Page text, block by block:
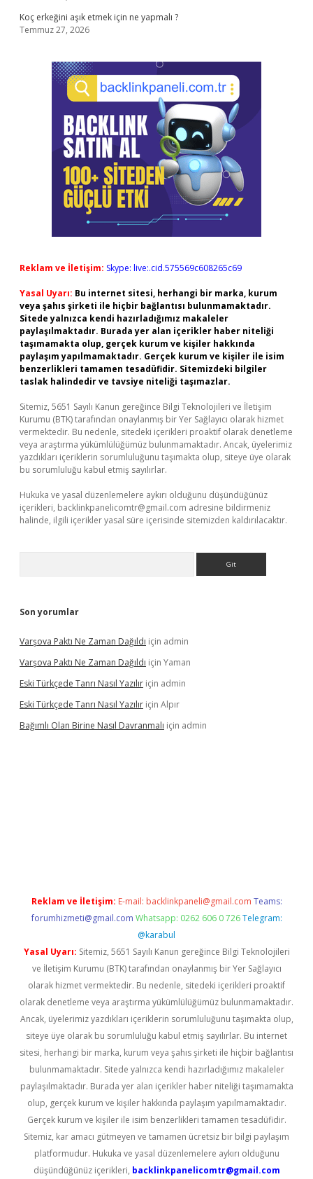
Koç erkeğini aşık etmek için ne yapmalı ?
Temmuz 27, 2026
Reklam ve İletişim: Skype: live:.cid.575569c608265c69
Yasal Uyarı: Bu internet sitesi, herhangi bir marka, kurum
veya şahıs şirketi ile hiçbir bağlantısı bulunmamaktadır.
Sitede yalnızca kendi hazırladığımız makaleler
paylaşılmaktadır. Burada yer alan içerikler haber niteliği
taşımamakta olup, gerçek kurum ve kişiler hakkında
paylaşım yapılmamaktadır. Gerçek kurum ve kişiler ile isim
benzerlikleri tamamen tesadüfidir. Sitemizdeki bilgiler
taslak halindedir ve tavsiye niteliği taşımazlar.
Sitemiz, 5651 Sayılı Kanun gereğince Bilgi Teknolojileri ve İletişim
Kurumu (BTK) tarafından onaylanmış bir Yer Sağlayıcı olarak hizmet
vermektedir. Bu nedenle, sitedeki içerikleri proaktif olarak denetleme
veya araştırma yükümlülüğümüz bulunmamaktadır. Ancak, üyelerimiz
yazdıkları içeriklerin sorumluluğunu taşımakta olup, siteye üye olarak
bu sorumluluğu kabul etmiş sayılırlar.
Hukuka ve yasal düzenlemelere aykırı olduğunu düşündüğünüz
içerikleri, backlinkpanelicomtr@gmail.com adresine bildirmeniz
halinde, ilgili içerikler yasal süre içerisinde sitemizden kaldırılacaktır.
Son yorumlar
Varşova Paktı Ne Zaman Dağıldı için admin
Varşova Paktı Ne Zaman Dağıldı için Yaman
Eski Türkçede Tanrı Nasıl Yazılır için admin
Eski Türkçede Tanrı Nasıl Yazılır için Alpır
Bağımlı Olan Birine Nasıl Davranmalı için admin
Reklam ve İletişim: E-mail: backlinkpaneli@gmail.com Teams:
forumhizmeti@gmail.com Whatsapp: 0262 606 0 726 Telegram:
@karabul
Yasal Uyarı: Sitemiz, 5651 Sayılı Kanun gereğince Bilgi Teknolojileri
ve İletişim Kurumu (BTK) tarafından onaylanmış bir Yer Sağlayıcı
olarak hizmet vermektedir. Bu nedenle, sitedeki içerikleri proaktif
olarak denetleme veya araştırma yükümlülüğümüz bulunmamaktadır.
Ancak, üyelerimiz yazdıkları içeriklerin sorumluluğunu taşımakta olup,
siteye üye olarak bu sorumluluğu kabul etmiş sayılırlar. Bu internet
sitesi, herhangi bir marka, kurum veya şahıs şirketi ile hiçbir bağlantısı
bulunmamaktadır. Sitede yalnızca kendi hazırladığımız makaleler
paylaşılmaktadır. Burada yer alan içerikler haber niteliği taşımamakta
olup, gerçek kurum ve kişiler hakkında paylaşım yapılmamaktadır.
Gerçek kurum ve kişiler ile isim benzerlikleri tamamen tesadüfidir.
Sitemiz, kar amacı gütmeyen ve tamamen ücretsiz bir bilgi paylaşım
platformudur. Hukuka ve yasal düzenlemelere aykırı olduğunu
düşündüğünüz içerikleri, backlinkpanelicomtr@gmail.com